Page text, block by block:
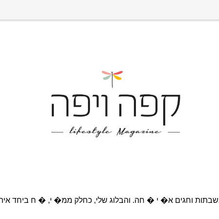
וחגים א� י � חה. והבלוג שלי, כחלק ממ� י, � ח ביחד